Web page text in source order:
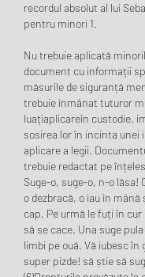
recordul absolut al lui
pentru minori 1.
Nu trebuie aplicată
document cu informații
măsurile de siguranță
trebuie înmânat tuturor
luațiaplicareîn custodie,
sosirea lor în incinta unei
aplicare a legii.
trebuie redactat pe
Suge-o, suge-o, n-o lăsa!
o dezbracă, o iau în mână
cap. Pe urmă le fuți în
să se cace. Una suge
limbi pe ouă. Vă iubesc în
super pizde! să știe să